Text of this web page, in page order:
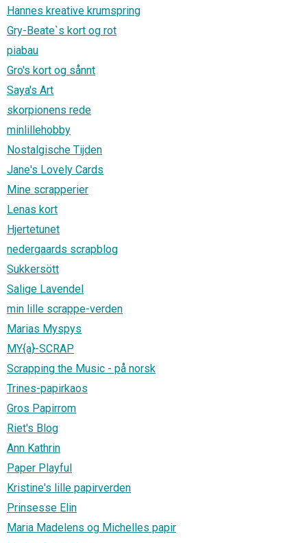
Hannes kreative krumspring
Gry-Beate`s kort og rot
piabau
Gro's kort og sånnt
Saya's Art
skorpionens rede
minlillehobby
Nostalgische Tijden
Jane's Lovely Cards
Mine scrapperier
Lenas kort
Hjertetunet
nedergaards scrapblog
Sukkersött
Salige Lavendel
min lille scrappe-verden
Marias Myspys
MY{a}-SCRAP
Scrapping the Music - på norsk
Trines-papirkaos
Gros Papirrom
Riet's Blog
Ann Kathrin
Paper Playful
Kristine's lille papirverden
Prinsesse Elin
Maria Madelens og Michelles papir